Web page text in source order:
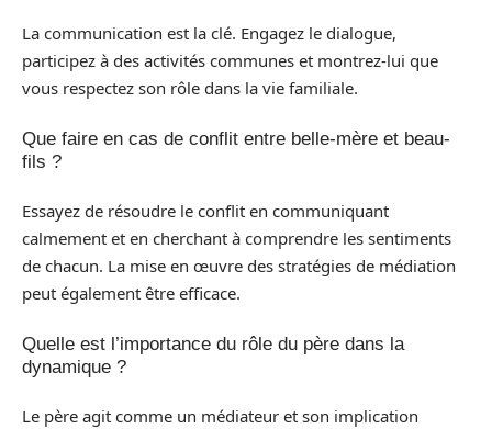
La communication est la clé. Engagez le dialogue,
participez à des activités communes et montrez-lui que
vous respectez son rôle dans la vie familiale.
Que faire en cas de conflit entre belle-mère et beau-
fils ?
Essayez de résoudre le conflit en communiquant
calmement et en cherchant à comprendre les sentiments
de chacun. La mise en œuvre des stratégies de médiation
peut également être efficace.
Quelle est l’importance du rôle du père dans la
dynamique ?
Le père agit comme un médiateur et son implication